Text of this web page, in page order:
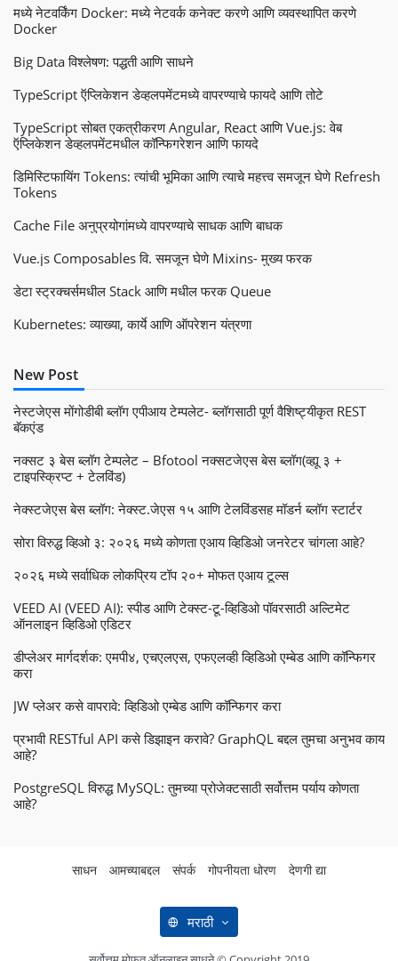
मध्ये नेटवर्किंग Docker: मध्ये नेटवर्क कनेक्ट करणे आणि व्यवस्थापित करणे
Docker
Big Data विश्लेषण: पद्धती आणि साधने
TypeScript ऍप्लिकेशन डेव्हलपमेंटमध्ये वापरण्याचे फायदे आणि तोटे
TypeScript सोबत एकत्रीकरण Angular, React आणि Vue.js: वेब
ऍप्लिकेशन डेव्हलपमेंटमधील कॉन्फिगरेशन आणि फायदे
डिमिस्टिफायिंग Tokens: त्यांची भूमिका आणि त्याचे महत्त्व समजून घेणे Refresh
Tokens
Cache File अनुप्रयोगांमध्ये वापरण्याचे साधक आणि बाधक
Vue.js Composables वि. समजून घेणे Mixins- मुख्य फरक
डेटा स्ट्रक्चर्समधील Stack आणि मधील फरक Queue
Kubernetes: व्याख्या, कार्ये आणि ऑपरेशन यंत्रणा
New Post
नेस्टजेएस मोंगोडीबी ब्लॉग एपीआय टेम्पलेट- ब्लॉगसाठी पूर्ण वैशिष्ट्यीकृत REST
बॅकएंड
नक्सट ३ बेस ब्लॉग टेम्पलेट – Bfotool नक्सटजेएस बेस ब्लॉग(व्ह्यू ३ +
टाइपस्क्रिप्ट + टेलविंड)
नेक्स्टजेएस बेस ब्लॉग: नेक्स्ट.जेएस १५ आणि टेलविंडसह मॉडर्न ब्लॉग स्टार्टर
सोरा विरुद्ध व्हिओ ३: २०२६ मध्ये कोणता एआय व्हिडिओ जनरेटर चांगला आहे?
२०२६ मध्ये सर्वाधिक लोकप्रिय टॉप २०+ मोफत एआय टूल्स
VEED AI (VEED AI): स्पीड आणि टेक्स्ट-टू-व्हिडिओ पॉवरसाठी अल्टिमेट
ऑनलाइन व्हिडिओ एडिटर
डीप्लेअर मार्गदर्शक: एमपी४, एचएलएस, एफएलव्ही व्हिडिओ एम्बेड आणि कॉन्फिगर
करा
JW प्लेअर कसे वापरावे: व्हिडिओ एम्बेड आणि कॉन्फिगर करा
प्रभावी RESTful API कसे डिझाइन करावे? GraphQL बद्दल तुमचा अनुभव काय
आहे?
PostgreSQL विरुद्ध MySQL: तुमच्या प्रोजेक्टसाठी सर्वोत्तम पर्याय कोणता
आहे?
साधन आमच्याबद्दल संपर्क गोपनीयता धोरण देणगी द्या
मराठी